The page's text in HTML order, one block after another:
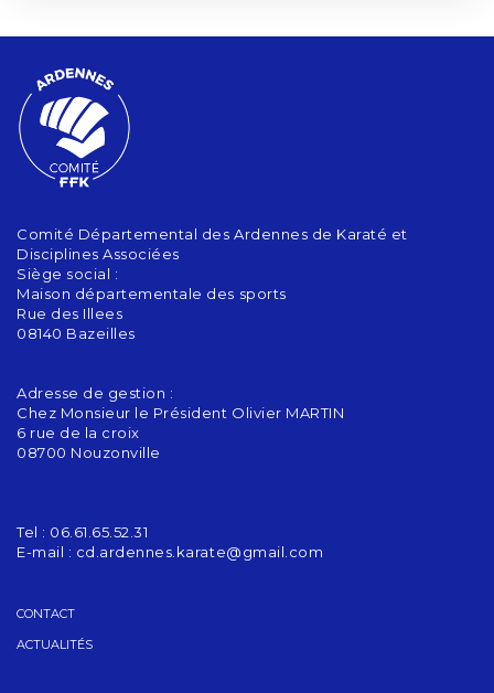
Comité Départemental des Ardennes de Karaté et
Disciplines Associées
Siège social :
Maison départementale des sports
Rue des Illees
08140 Bazeilles
Adresse de gestion :
Chez Monsieur le Président Olivier MARTIN
6 rue de la croix
08700 Nouzonville
Tel : 06.61.65.52.31
E-mail : cd.ardennes.karate@gmail.com
CONTACT
ACTUALITÉS